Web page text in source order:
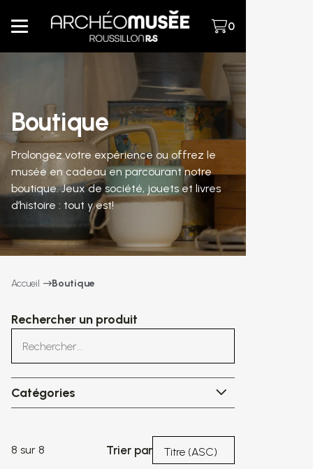
0
Boutique
Prolongez votre expérience ou offrez le
musée en cadeau en parcourant notre
boutique. Jeux de société, jouets et livres
d’histoire : tout y est!
Accueil Boutique
Rechercher un produit
Catégories
8 sur 8 Trier par